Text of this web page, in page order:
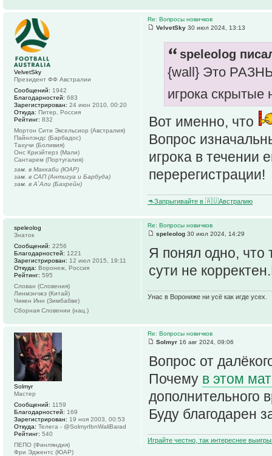
Re: Вопросы новичков
VelvetSky 30 июл 2024, 13:13
speleolog
{wall} Это
игрока
Вот именно, что
Вопрос
игрока в течении
перерегистрации!
🦘Запрыгивайте в 🇦🇺Австралию
VelvetSky
Президент ФФ Австралии
Сообщений: 1942
Благодарностей: 683
Зарегистрирован: 24 июн 2010, 00:20
Откуда: Питер, Россия
Рейтинг: 832
Мортон Сити Эксельсиор (Австралия)
Пайнлэндс (Барбадос)
Тахучи (Боливия)
Онс Криэйтерз (Мали)
Сантарем (Португалия)
зам. в Маккаби (ЮАР)
зам. в САП (Антигуа и Барбуда)
зам. в А`Али (Бахрейн)
Re: Вопросы новичков
speleolog 30 июл 2024, 14:29
Я понял одно, что
сути не
Унас в Ворониже ни усё как игде усех.
speleolog
Знаток
Сообщений: 2256
Благодарностей: 1221
Зарегистрирован: 12 июл 2015, 19:11
Откуда: Воронеж, Россия
Рейтинг: 595
Слован (Словения)
Линмэнчжэ (Китай)
Чикен Инн (Зимбабве)
Сборная Словении (нац.)
Re: Вопросы новичков
Solmyr 16 авг 2024, 09:06
Вопрос от
Почему в этом
дополнительного
Буду благодарен
Играйте честно, так интереснее
Solmyr
Мастер
Сообщений: 1159
Благодарностей: 169
Зарегистрирован: 19 ноя 2003, 00:53
Откуда: Телега - @SolmyrIbnWaliBarad
Рейтинг: 540
ПЕПО (Финляндия)
Фри Эджентс (ЮАР)